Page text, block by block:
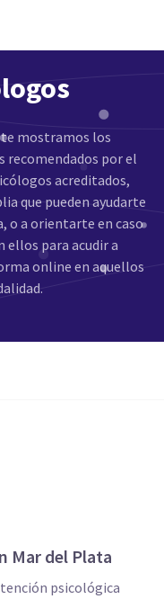
te mostramos los
recomendados por el
acreditados,
que pueden ayudarte
o a orientarte en caso
ellos para acudir a
online en aquellos
Mar del Plata
psicológica